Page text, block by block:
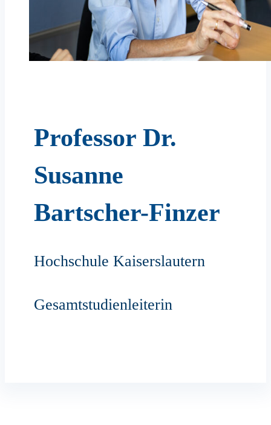
Professor Dr.
Susanne
Bartscher-Finzer
Hochschule Kaiserslautern
Gesamtstudienleiterin